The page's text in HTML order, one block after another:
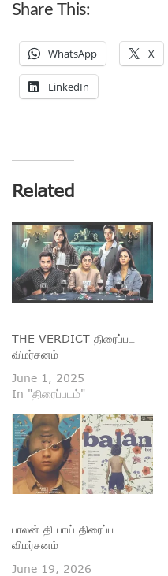
Share This:
WhatsApp X
LinkedIn
Related
THE VERDICT திரைப்பட
விமர்சனம்
June 1, 2025
In "திரைப்படம்"
பாலன் தி பாய் திரைப்பட
விமர்சனம்
June 19, 2026